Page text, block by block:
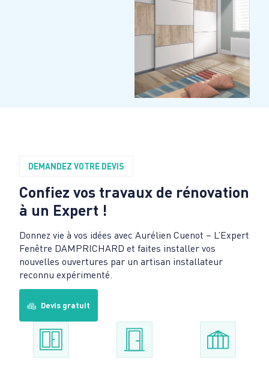
DEMANDEZ VOTRE DEVIS
Confiez vos travaux de rénovation
à un Expert !
Donnez vie à vos idées avec Aurélien Cuenot – L’Expert
Fenêtre DAMPRICHARD et faites installer vos
nouvelles ouvertures par un artisan installateur
reconnu expérimenté.
Devis gratuit